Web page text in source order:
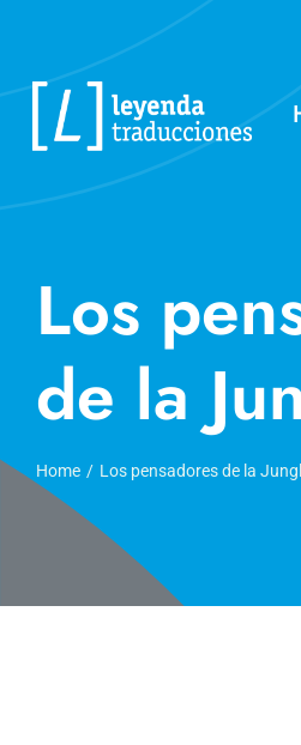
content
Los
de la
Home Los pensadores de la